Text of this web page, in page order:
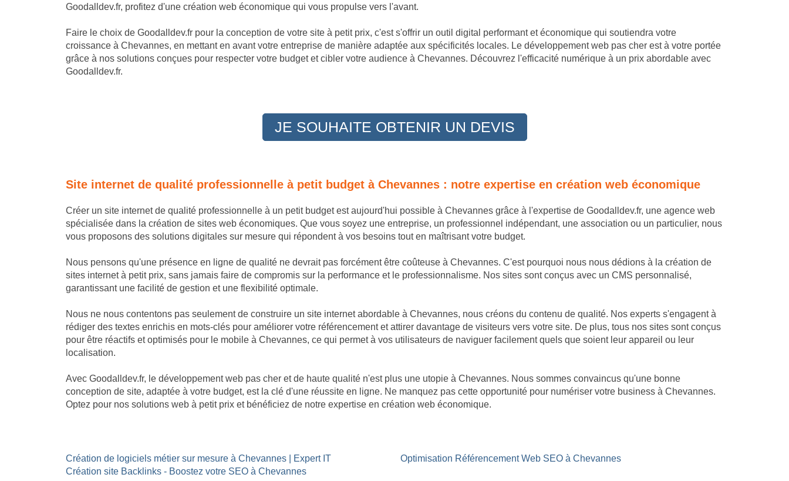
Goodalldev.fr, profitez d'une création web économique qui vous propulse vers l'avant.
Faire le choix de Goodalldev.fr pour la conception de votre site à petit prix, c'est s'offrir un outil digital performant et économique qui soutiendra votre
croissance à Chevannes, en mettant en avant votre entreprise de manière adaptée aux spécificités locales. Le développement web pas cher est à votre portée
grâce à nos solutions conçues pour respecter votre budget et cibler votre audience à Chevannes. Découvrez l'efficacité numérique à un prix abordable avec
Goodalldev.fr.
JE SOUHAITE OBTENIR UN DEVIS
Site internet de qualité professionnelle à petit budget à Chevannes : notre expertise en création web économique
Créer un site internet de qualité professionnelle à un petit budget est aujourd'hui possible à Chevannes grâce à l'expertise de Goodalldev.fr, une agence web
spécialisée dans la création de sites web économiques. Que vous soyez une entreprise, un professionnel indépendant, une association ou un particulier, nous
vous proposons des solutions digitales sur mesure qui répondent à vos besoins tout en maîtrisant votre budget.
Nous pensons qu'une présence en ligne de qualité ne devrait pas forcément être coûteuse à Chevannes. C'est pourquoi nous nous dédions à la création de
sites internet à petit prix, sans jamais faire de compromis sur la performance et le professionnalisme. Nos sites sont conçus avec un CMS personnalisé,
garantissant une facilité de gestion et une flexibilité optimale.
Nous ne nous contentons pas seulement de construire un site internet abordable à Chevannes, nous créons du contenu de qualité. Nos experts s'engagent à
rédiger des textes enrichis en mots-clés pour améliorer votre référencement et attirer davantage de visiteurs vers votre site. De plus, tous nos sites sont conçus
pour être réactifs et optimisés pour le mobile à Chevannes, ce qui permet à vos utilisateurs de naviguer facilement quels que soient leur appareil ou leur
localisation.
Avec Goodalldev.fr, le développement web pas cher et de haute qualité n'est plus une utopie à Chevannes. Nous sommes convaincus qu'une bonne
conception de site, adaptée à votre budget, est la clé d'une réussite en ligne. Ne manquez pas cette opportunité pour numériser votre business à Chevannes.
Optez pour nos solutions web à petit prix et bénéficiez de notre expertise en création web économique.
Création de logiciels métier sur mesure à Chevannes | Expert IT
Création site Backlinks - Boostez votre SEO à Chevannes
Optimisation Référencement Web SEO à Chevannes